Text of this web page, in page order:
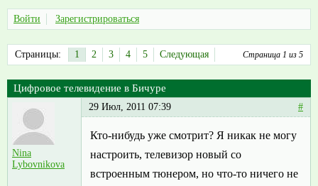
Войти Зарегистрироваться
Страница 1 из 5
Страницы: 1 2 3 4 5 Следующая
Цифровое телевидение в Бичуре
Nina
Lybovnikova
29 Июл, 2011 07:39 #
Кто-нибудь уже смотрит? Я никак не могу
настроить, телевизор новый со
встроенным тюнером, но что-то ничего не